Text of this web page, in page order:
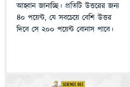
আহ্বান জানাচ্ছি। প্রতিটি উত্তরের জন্য
৪০ পয়েন্ট, যে সবচেয়ে বেশি উত্তর
দিবে সে ২০০ পয়েন্ট বোনাস পাবে।